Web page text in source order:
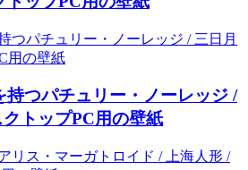
持つパチュリー・ノーレッジ /
トップPC用の壁紙